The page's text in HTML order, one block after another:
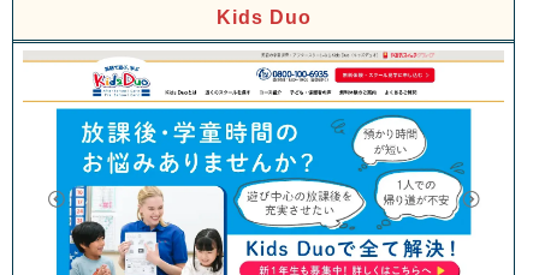
Kids Duo